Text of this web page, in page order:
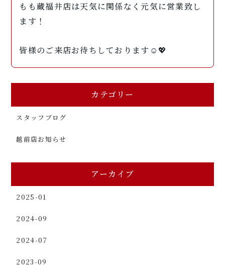
もも蔵福井店は天気に関係なく元気に営業致し
ます！
皆様のご来店お待ちしております☺️💖
カテゴリー
スタッフブログ
越前店お知らせ
アーカイブ
2025-01
2024-09
2024-07
2023-09